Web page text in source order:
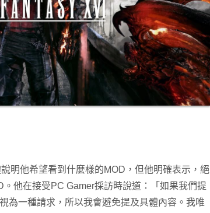
明他希望看到什麼樣的MOD，但他明確表示，絕
他在接受PC Gamer採訪時說道：「如果我們提
為一種請求，所以我會避免提及具體內容。我唯